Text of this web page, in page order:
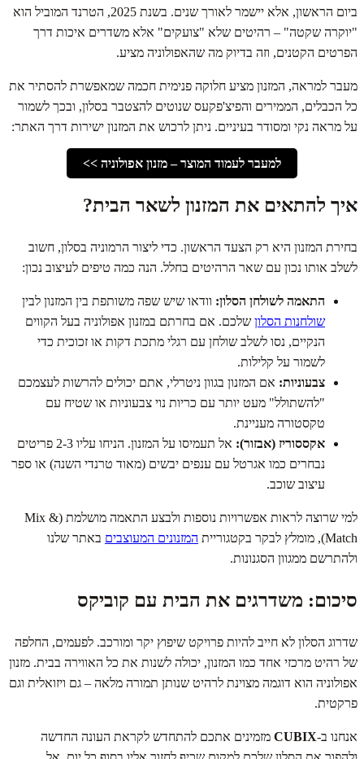
ביום הראשון, אלא יישמר לאורך שנים. בשנת 2025, הטרנד המוביל הוא
"יוקרה שקטה" – רהיטים שלא "צועקים" אלא משדרים איכות דרך
הפרטים הקטנים, וזה בדיוק מה שהאפולוניה מציע.
מעבר למראה, המזנון מציע חלוקה פנימית חכמה שמאפשרת להסתיר את
כל הכבלים, הממירים והפיצ'פקעס שנוטים להצטבר בסלון, ובכך לשמור
על מראה נקי ומסודר בעיניים. ניתן לרכוש את המזנון ישירות דרך האתר:
למעבר לעמוד המוצר – מזנון אפולוניה >>
איך להתאים את המזנון לשאר הבית?
בחירת המזנון היא רק הצעד הראשון. כדי ליצור הרמוניה בסלון, חשוב
לשלב אותו נכון עם שאר הרהיטים בחלל. הנה כמה טיפים לעיצוב נכון:
התאמה לשולחן הסלון: וודאו שיש שפה משותפת בין המזנון לבין
שולחנות הסלון שלכם. אם בחרתם במזנון אפולוניה בעל הקווים
הנקיים, נסו לשלב שולחן עם רגלי מתכת דקות או זכוכית כדי
לשמור על קלילות.
צבעוניות: אם המזנון בגוון ניטרלי, אתם יכולים להרשות לעצמכם
"להשתולל" מעט יותר עם כריות נוי צבעוניות או שטיח עם
טקסטורה מעניינת.
אקססוריז (אבזור):
אל תעמיסו על המזנון. הניחו עליו 2-3 פריטים
נבחרים כמו אגרטל עם ענפים יבשים (מאוד טרנדי השנה) או ספר
עיצוב שוכב.
למי שרוצה לראות אפשרויות נוספות ולבצע התאמה מושלמת (Mix &
Match), מומלץ לבקר בקטגוריית
המזנונים המעוצבים באתר שלנו
ולהתרשם ממגוון הסגנונות.
סיכום: משדרגים את הבית עם קוביקס
שדרוג הסלון לא חייב להיות פרויקט שיפוץ יקר ומורכב. לפעמים, החלפה
של רהיט מרכזי אחד כמו המזנון, יכולה לשנות את כל האווירה בבית. מזנון
אפולוניה הוא דוגמה מצוינת לרהיט שנותן תמורה מלאה – גם ויזואלית וגם
פרקטית.
אנחנו ב-CUBIX מזמינים אתכם להתחדש לקראת העונה החדשה